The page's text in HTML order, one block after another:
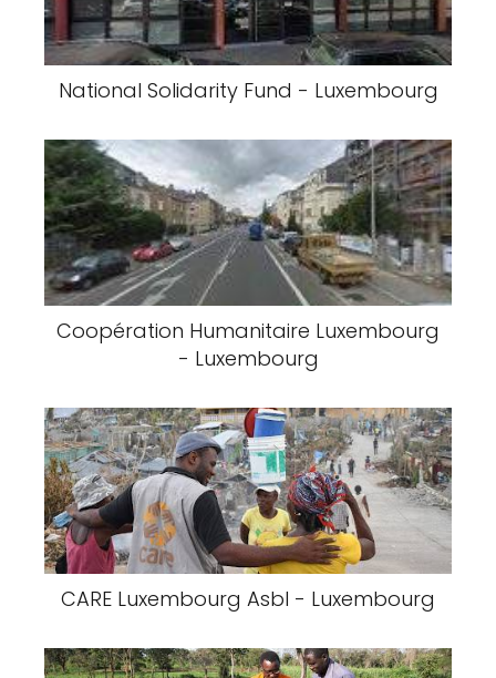
National Solidarity Fund - Luxembourg
Coopération Humanitaire Luxembourg
- Luxembourg
CARE Luxembourg Asbl - Luxembourg